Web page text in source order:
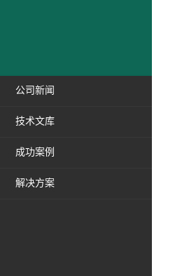
公司新闻
技术文库
成功案例
解决方案